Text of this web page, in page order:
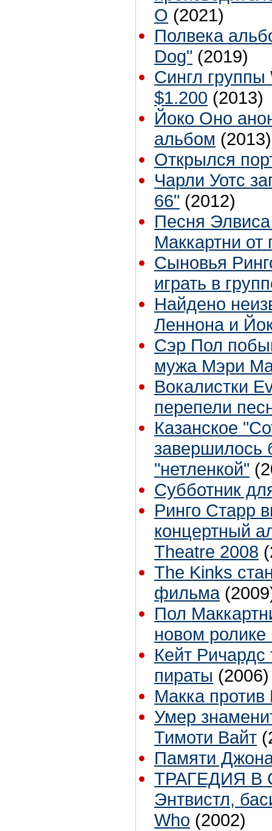
O (2021)
Полвека
Dog" (2019)
Сингл группы
$1.200 (2013)
Йоко Оно
альбом (2013)
Открылся
Чарли Уотс
66" (2012)
Песня
Маккартни от
Сыновья
играть в
Найдено
Леннона и
Сэр Пол
мужа Мэри
Вокалистки
перепели
Казанское
завершилось
"нетленкой"
Субботник
Ринго Старр
концертный
Theatre 2008
The Kinks
фильма
Пол
новом ролике
Кейт Ричардс
пираты (2006)
Макка
Умер
Тимоти Вайт
Памяти
ТРАГЕДИЯ В
Энтвистл,
Who (2002)